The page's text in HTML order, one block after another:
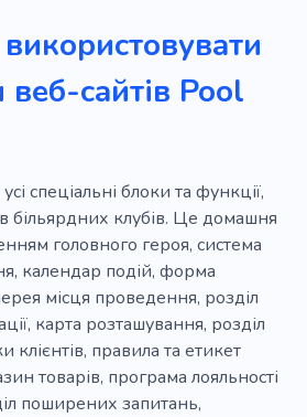
Кросфіт
Бокс
Бойовий
Диско
Любов
Сюрприз
клуб
Тур
Дозвілля
Велосипед
веб-сайтів Pool
спеціальні блоки та функції,
більярдних клубів. Це домашня
головного героя, система
календар подій, форма
місця проведення, розділ
карта розташування, розділ
клієнтів, правила та етикет
товарів, програма лояльності
поширених запитань,